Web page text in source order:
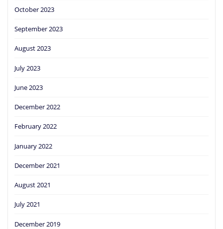
October 2023
September 2023
August 2023
July 2023
June 2023
December 2022
February 2022
January 2022
December 2021
August 2021
July 2021
December 2019